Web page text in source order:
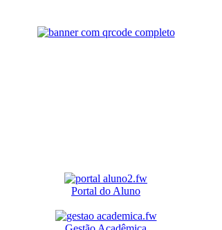
Portal do Aluno